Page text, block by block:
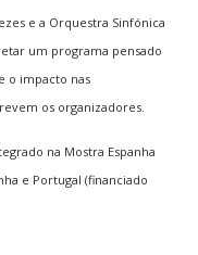
e a Orquestra Sinfónica
um programa pensado
o impacto nas
os organizadores.
na Mostra Espanha
e Portugal (financiado